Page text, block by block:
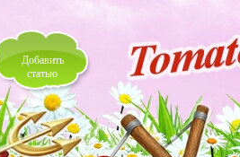
Добавить
статью